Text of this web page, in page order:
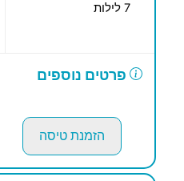
7 לילות
פרטים נוספים
הזמנת טיסה